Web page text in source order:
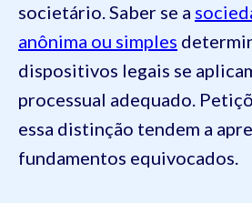
societário. Saber se a
anônima ou simples
dispositivos legais se
processual adequado.
essa distinção tendem a
fundamentos equivocados.